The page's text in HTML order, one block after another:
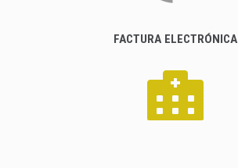
FACTURA ELECTRÓNICA